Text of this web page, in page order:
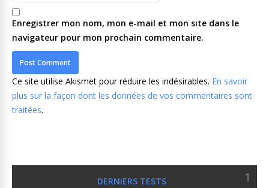
Enregistrer mon nom, mon e-mail et mon site dans le
navigateur pour mon prochain commentaire.
Ce site utilise Akismet pour réduire les indésirables. En savoir
plus sur la façon dont les données de vos commentaires sont
traitées.
DERNIERS TESTS
1